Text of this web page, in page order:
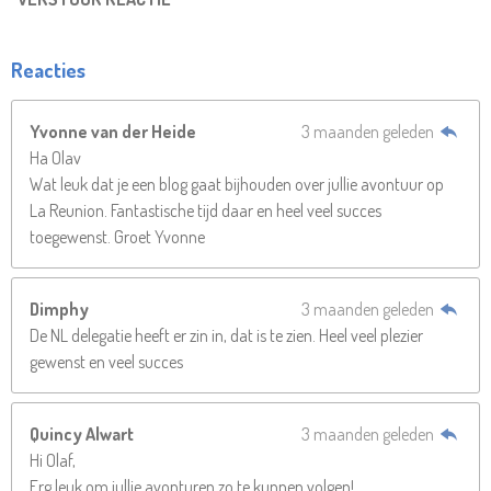
Reacties
Yvonne van der Heide
3 maanden geleden
Ha Olav
Wat leuk dat je een blog gaat bijhouden over jullie avontuur op
La Reunion. Fantastische tijd daar en heel veel succes
toegewenst. Groet Yvonne
Dimphy
3 maanden geleden
De NL delegatie heeft er zin in, dat is te zien. Heel veel plezier
gewenst en veel succes
Quincy Alwart
3 maanden geleden
Hi Olaf,